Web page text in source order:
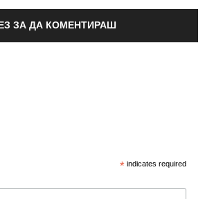
ЗА ДА КОМЕНТИРАШ
* indicates required